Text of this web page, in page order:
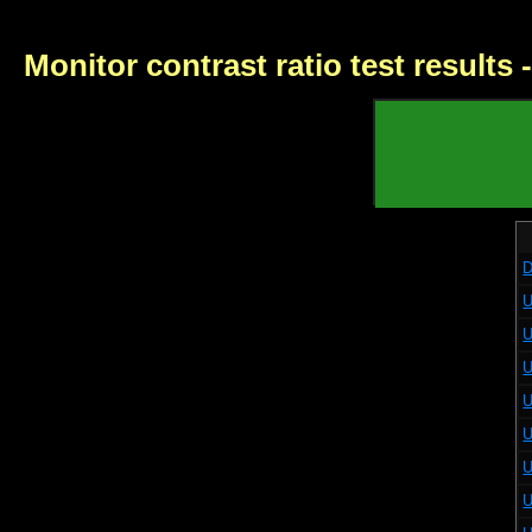
Monitor contrast ratio test results